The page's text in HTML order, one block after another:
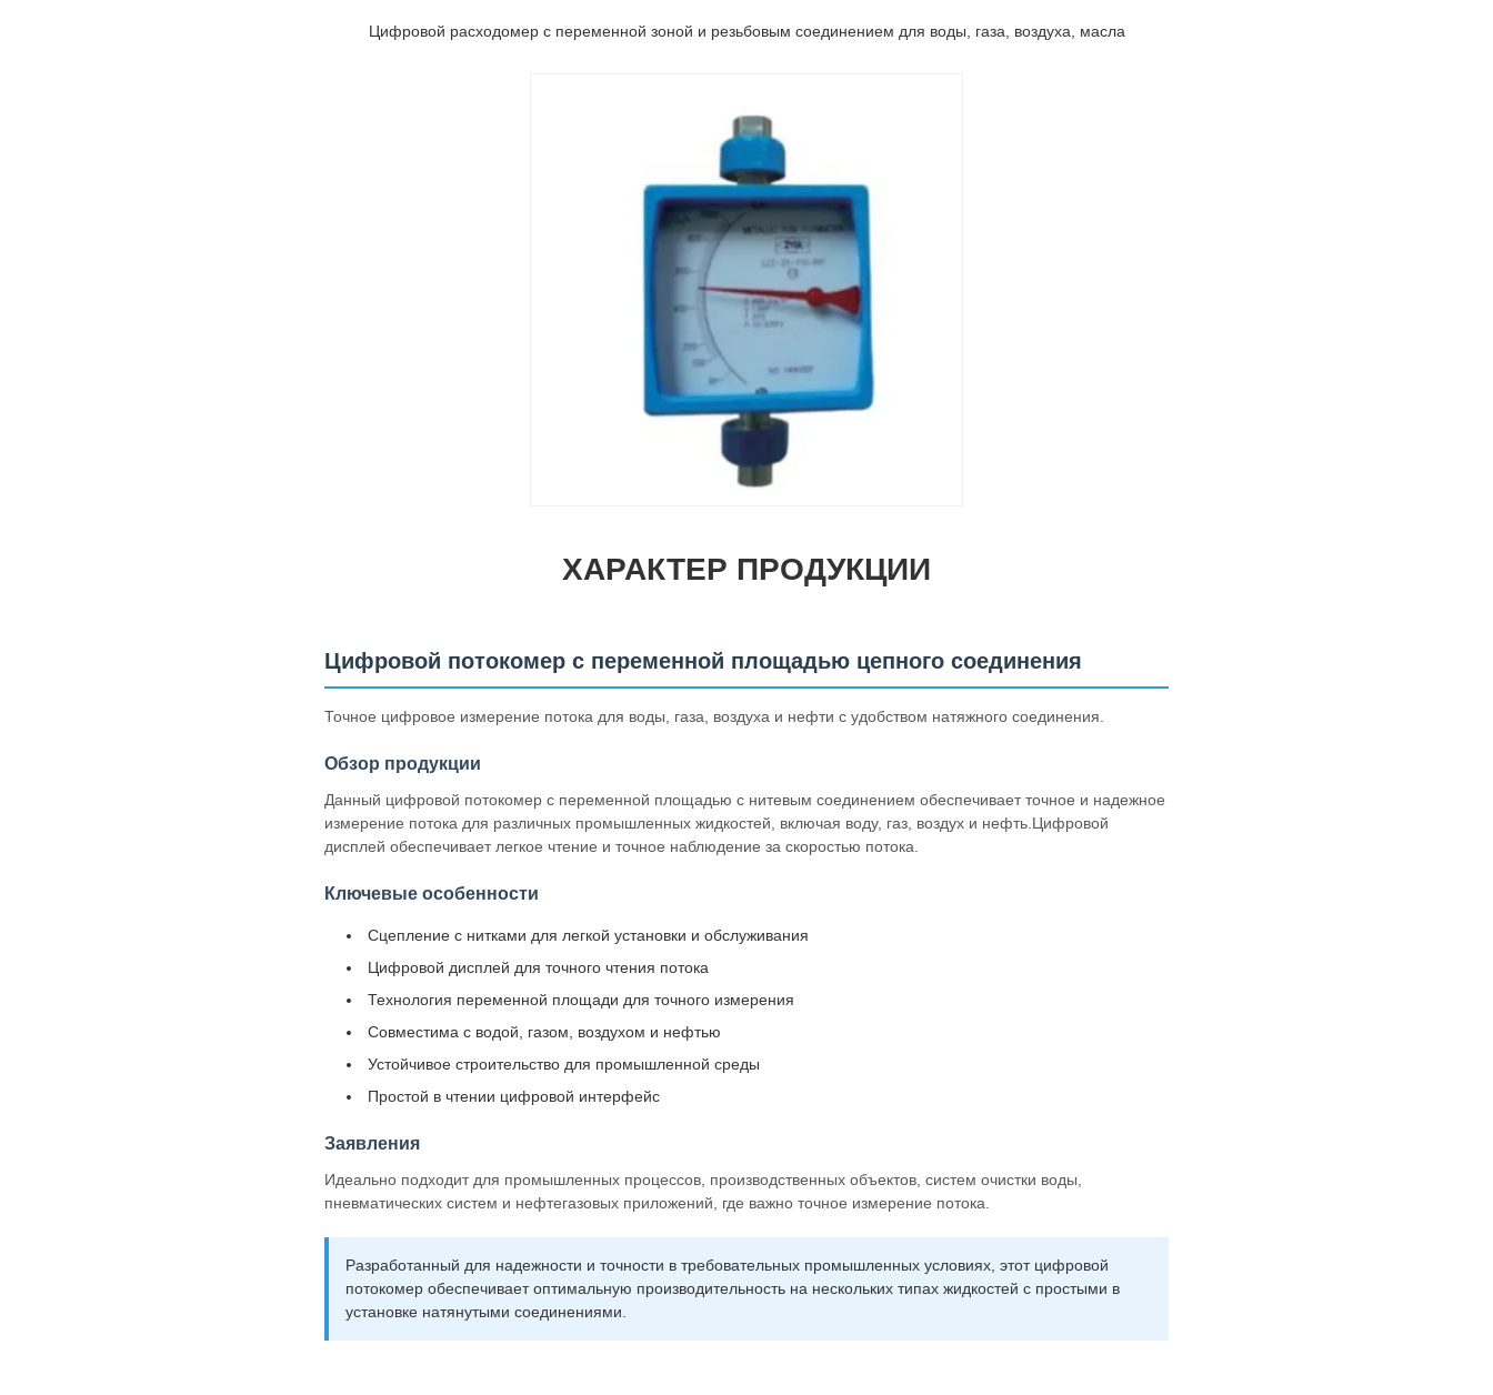
Цифровой расходомер с переменной зоной и резьбовым соединением для воды, газа, воздуха, масла
ХАРАКТЕР ПРОДУКЦИИ
Цифровой потокомер с переменной площадью цепного соединения
Точное цифровое измерение потока для воды, газа, воздуха и нефти с удобством натяжного соединения.
Обзор продукции
Данный цифровой потокомер с переменной площадью с нитевым соединением обеспечивает точное и надежное
измерение потока для различных промышленных жидкостей, включая воду, газ, воздух и нефть.Цифровой
дисплей обеспечивает легкое чтение и точное наблюдение за скоростью потока.
Ключевые особенности
Сцепление с нитками для легкой установки и обслуживания
Цифровой дисплей для точного чтения потока
Технология переменной площади для точного измерения
Совместима с водой, газом, воздухом и нефтью
Устойчивое строительство для промышленной среды
Простой в чтении цифровой интерфейс
Заявления
Идеально подходит для промышленных процессов, производственных объектов, систем очистки воды,
пневматических систем и нефтегазовых приложений, где важно точное измерение потока.
Разработанный для надежности и точности в требовательных промышленных условиях, этот цифровой
потокомер обеспечивает оптимальную производительность на нескольких типах жидкостей с простыми в
установке натянутыми соединениями.